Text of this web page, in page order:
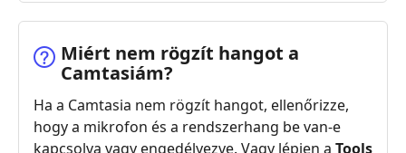
Miért nem rögzít hangot a
Camtasiám?
Ha a Camtasia nem rögzít hangot, ellenőrizze,
hogy a mikrofon és a rendszerhang be van‑e
kapcsolva vagy engedélyezve. Vagy lépjen a Tools